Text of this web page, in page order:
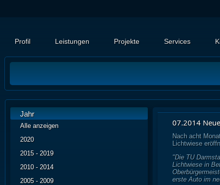
Profil Leistungen Projekte Services
Jahr
Alle anzeigen
2020
2015 - 2019
2010 - 2014
2005 - 2009
07.2014
Nach acht
Lichtwiese
"Die TU
Lichtwiese in
erste Auto im